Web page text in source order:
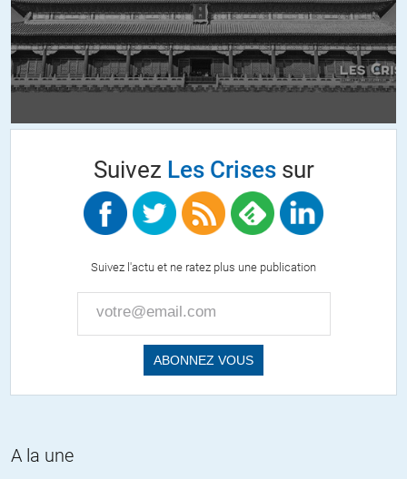
+4
ALERTER
Nadine
Nous sommes si bien éduqués que nous préférons retourner la
violence du système contre nous-mêmes ! Juste voir le nombre
croissant de suicides chez les cadres, les flics, les jeunes, les
agriculteurs, les chômeurs, pour des raisons diverses mais au
final la même et magnifique réussite de ce qui est décrit plus haut.
Une sorte de Milgram inversé en qq sorte… au mieux, ça fait le
bonheur des
+37
Suivez Les Crisessur
Suivez l'actu et ne ratez plus une publication
A la une